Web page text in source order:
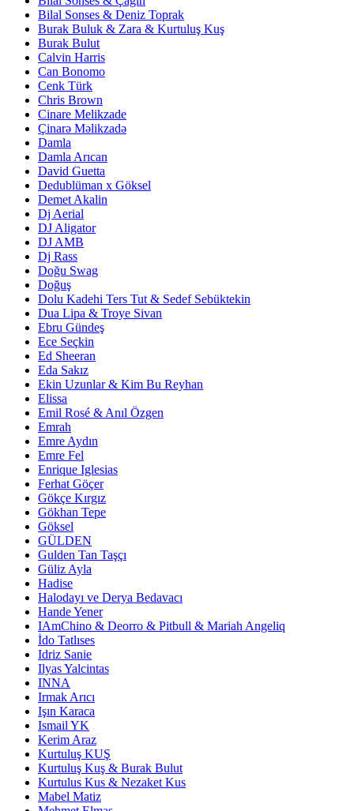
Bilal Sonses & Deniz Toprak
Burak Buluk & Zara & Kurtuluş Kuş
Burak Bulut
Calvin Harris
Can Bonomo
Cenk Türk
Chris Brown
Cinare Melikzade
Çinarə Məlikzadə
Damla
Damla Arıcan
David Guetta
Dedublüman x Göksel
Demet Akalin
Dj Aerial
DJ Aligator
DJ AMB
Dj Rass
Doğu Swag
Doğuş
Dolu Kadehi Ters Tut & Sedef Sebüktekin
Dua Lipa & Troye Sivan
Ebru Gündeş
Ece Seçkin
Ed Sheeran
Eda Sakız
Ekin Uzunlar & Kim Bu Reyhan
Elissa
Emil Rosé & Anıl Özgen
Emrah
Emre Aydın
Emre Fel
Enrique Iglesias
Ferhat Göçer
Gökçe Kırgız
Gökhan Tepe
Göksel
GÜLDEN
Gulden Tan Taşçı
Güliz Ayla
Hadise
Halodayı ve Derya Bedavacı
Hande Yener
IAmChino & Deorro & Pitbull & Mariah Angeliq
İdo Tatlıses
Idriz Sanie
Ilyas Yalcintas
INNA
Irmak Arıcı
Işın Karaca
Ismail YK
Kerim Araz
Kurtuluş KUŞ
Kurtuluş Kuş & Burak Bulut
Kurtulus Kus & Nezaket Kus
Mabel Matiz